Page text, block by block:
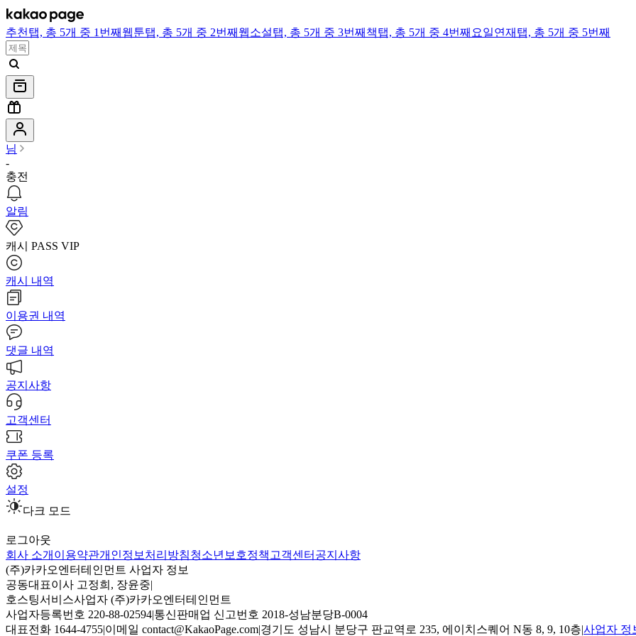
추천 탭, 총 5개 중 1번째 웹툰탭, 총 5개 중 2번째 웹소설탭, 총 5개 중 3번째 책탭, 총 5개 중 4번째 요일연재 탭, 총 5개 중 5번째
님
-
충전
알림
캐시 PASS VIP
캐시 내역
이용권 내역
댓글 내역
공지사항
고객센터
쿠폰 등록
설정
다크 모드
로그아웃
회사 소개 이용약관개인정보처리방침청소년보호정책 고객센터 공지사항
(주)카카오엔터테인먼트 사업자 정보
공동대표이사 고정희, 장윤중|
호스팅서비스사업자 (주)카카오엔터테인먼트
사업자등록번호 220-88-02594|통신판매업 신고번호 2018-성남분당B-0004
대표전화 1644-4755|이메일 contact@KakaoPage.com|경기도 성남시 분당구 판교역로 235, 에이치스퀘어 N동 8, 9, 10층|사업자 정